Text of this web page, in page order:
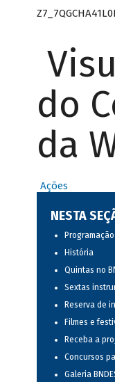
do
da
Ações
NESTA
Programação
História
Quintas no
Sextas
Reserva de
Filmes e
Receba a
Concursos
Galeria